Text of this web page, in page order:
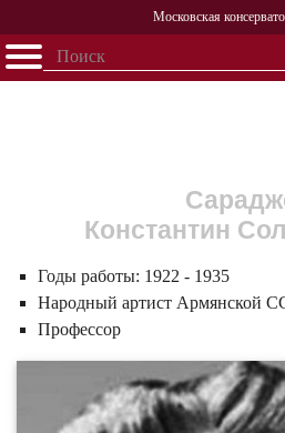
Московская
Открыть - закрыть
Константин
Годы работы: 1922 - 1935
Народный артист Армянской
Профессор